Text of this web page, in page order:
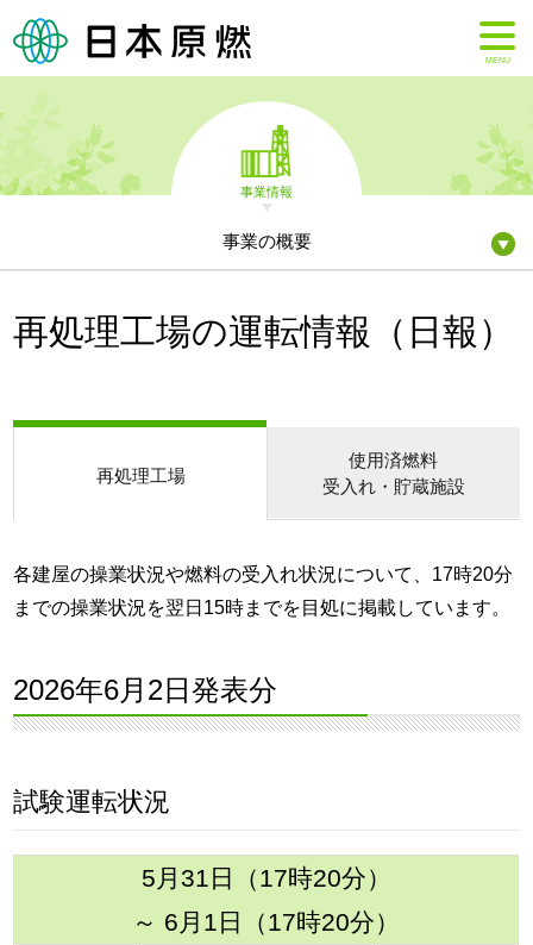
MENU
事業情報
事業の概要
再処理工場の運転情報（日報）
再処理工場
使用済燃料
受入れ・貯蔵施設
各建屋の操業状況や燃料の受入れ状況について、17時20分
までの操業状況を翌日15時までを目処に掲載しています。
2026年6月2日発表分
試験運転状況
5月31日（17時20分）
～ 6月1日（17時20分）